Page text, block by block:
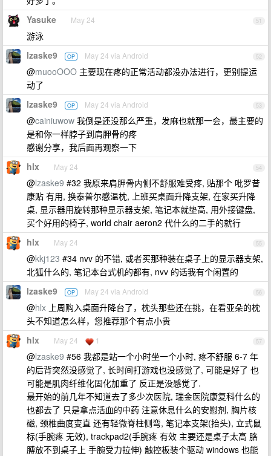
51
Yasuke May 24
游泳
52
lzaske9 OP May 24 via Android
@muooOOO 主要现在疼的正常活动都没办法进行，更别提运
动了
53
lzaske9 OP May 24 via Android
@cainiuwow 我倒是还没那么严重，发麻也就那一会，最主要的
是和你一样脖子到肩胛骨的疼
感谢分享，我后面再观察一下
54
hlx May 24
@lzaske9 #32 我原来肩胛骨内侧不舒服难受疼, 贴那个 吡罗昔
康贴 有用, 换泰普尔感温枕, 上班买桌面升降支架, 在家买升降
桌, 显示器用旋转那种显示器支架, 笔记本就垫高, 用外接键盘,
买个好用的椅子, world chair aeron2 代什么的二手的就行
55
hlx May 24
@kkj123 #34 nvv 的不错, 或者买那种装在桌子上的显示器支架,
北狐什么的, 笔记本台式机的都有, nvv 的话我有个闲置的
56
lzaske9 OP May 24 via Android
@hlx 上周购入桌面升降台了，枕头那些还在挑，在看亚朵的枕
头不知道怎么样，您推荐那个有点小贵
57
hlx May 24 1
@lzaske9 #56 我都是站一个小时坐一个小时, 疼不舒服 6-7 年
的后背突然没感觉了, 长时间打游戏也没感觉了, 可能是好了 也
可能是肌肉纤维化固化加重了 反正是没感觉了.
最开始的前几年不知道去了多少次医院, 瑞金医院康复科什么的
也都去了 只是拿点活血的中药 注意休息什么的安慰剂, 胸片核
磁, 颈椎曲度变直 还有轻微脊柱侧弯, 笔记本支架(抬头), 立式鼠
标(手腕疼 无效), trackpad2(手腕疼 有效 主要还是桌子太高 胳
膊放不到桌子上 手腕受力拉伸) 触控板装个驱动 windows 也能